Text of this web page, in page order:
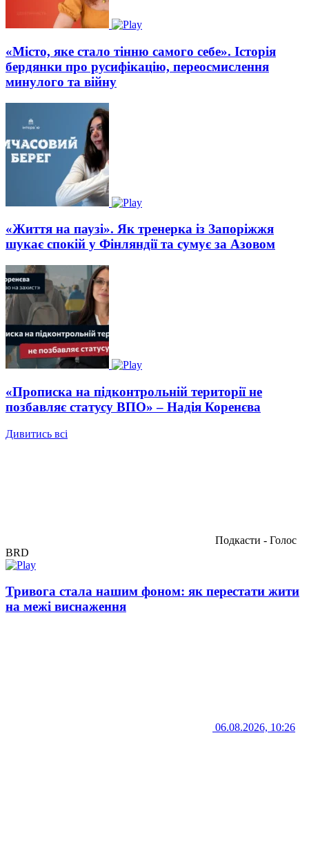
«Місто, яке стало тінню самого себе». Історія
бердянки про русифікацію, переосмислення
минулого та війну
«Життя на паузі». Як тренерка із Запоріжжя
шукає спокій у Фінляндії та сумує за Азовом
«Прописка на підконтрольній території не
позбавляє статусу ВПО» – Надія Коренєва
Дивитись всі
Подкасти - Голос
BRD
Тривога стала нашим фоном: як перестати жити
на межі виснаження
06.08.2026, 10:26